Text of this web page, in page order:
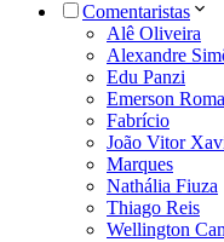
Comentaristas
Alê Oliveira
Alexandre
Edu Panzi
Emerson
Fabrício
João Vitor
Marques
Nathália Fiuza
Thiago Reis
Wellington